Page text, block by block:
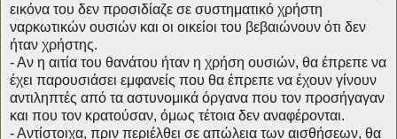
εικόνα του δεν προσιδίαζε σε συστηματικό χρήστη
ναρκωτικών ουσιών και οι οικείοι του βεβαιώνουν ότι δεν
ήταν χρήστης.
- Αν η αιτία του θανάτου ήταν η χρήση ουσιών, θα έπρεπε να
έχει παρουσιάσει εμφανείς που θα έπρεπε να έχουν γίνουν
αντιληπτές από τα αστυνομικά όργανα που τον προσήγαγαν
και που τον κρατούσαν, όμως τέτοια δεν αναφέρονται.
- Αντίστοιχα, πριν περιέλθει σε απώλεια των αισθήσεων, θα